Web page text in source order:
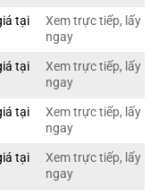
tại
Xem trực tiếp, lấy
ngay
tại
Xem trực tiếp, lấy
ngay
tại
Xem trực tiếp, lấy
ngay
tại
Xem trực tiếp, lấy
ngay